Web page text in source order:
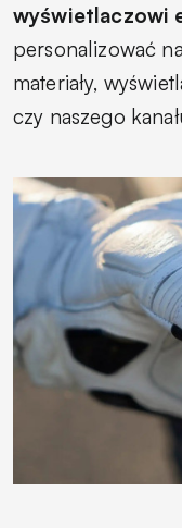
wyświetlaczowi
personalizować
materiały,
czy naszego